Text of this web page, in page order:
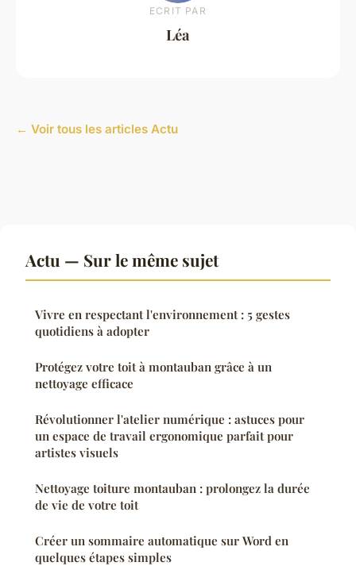
ECRIT PAR
Léa
← Voir tous les articles Actu
Actu — Sur le même sujet
Vivre en respectant l'environnement : 5 gestes
quotidiens à adopter
Protégez votre toit à montauban grâce à un
nettoyage efficace
Révolutionner l'atelier numérique : astuces pour
un espace de travail ergonomique parfait pour
artistes visuels
Nettoyage toiture montauban : prolongez la durée
de vie de votre toit
Créer un sommaire automatique sur Word en
quelques étapes simples